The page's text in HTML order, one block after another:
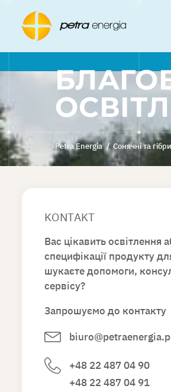
Petra Energia / Сонячні та
KONTAKT
Вас цікавить освітлення
специфікації продукту
шукаєте допомоги,
сервісу?
Запрошуємо до контакту
+48 22 487 04 90
+48 22 487 04 91